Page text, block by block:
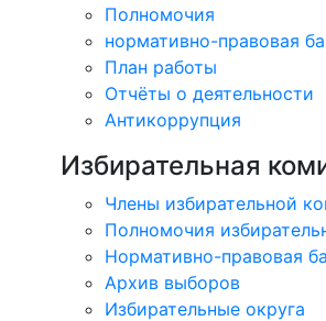
Полномочия
нормативно-правовая
План работы
Отчёты о деятельности
Антикоррупция
Избирательная
Члены избирательной
Полномочия
Нормативно-правовая
Архив выборов
Избирательные округа